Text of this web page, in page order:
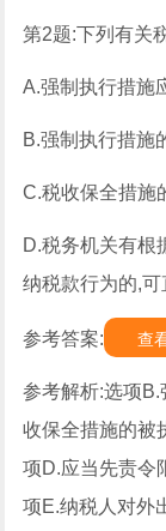
第2题:下列有关
A.强制执行措施
B.强制执行措施
C.税收保全措施
D.税务机关有根
纳税款行为的,
参考答案: 查
参考解析:选项
收保全措施的被
项D.应当先责令
项E.纳税人对外